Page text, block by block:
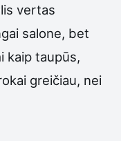
vertas
salone, bet
kaip taupūs,
greičiau, nei